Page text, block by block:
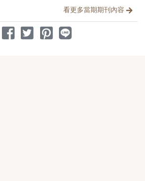
看更多當期期刊內容
分享到 Facebook
分享到 Twitter
分享到 Pinterest
分享到 Line